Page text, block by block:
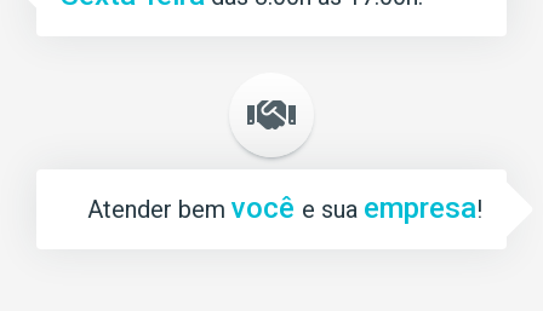
Atender bem você e sua empresa!